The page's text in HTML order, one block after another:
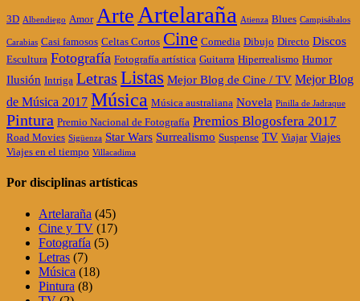
3D Albendiego Amor Arte Artelaraña Atienza Blues Campisábalos
Carabias Casi famosos Celtas Cortos Cine Comedia Dibujo Directo Discos
Escultura Fotografía Fotografía artística Guitarra Hiperrealismo Humor
Ilusión Intriga Letras Listas Mejor Blog de Cine / TV Mejor Blog
de Música 2017 Música Música australiana Novela Pinilla de Jadraque
Pintura Premio Nacional de Fotografía Premios Blogosfera 2017
Road Movies Sigüenza Star Wars Surrealismo Suspense TV Viajar Viajes
Viajes en el tiempo Villacadima
Por disciplinas artísticas
Artelaraña (45)
Cine y TV (17)
Fotografía (5)
Letras (7)
Música (18)
Pintura (8)